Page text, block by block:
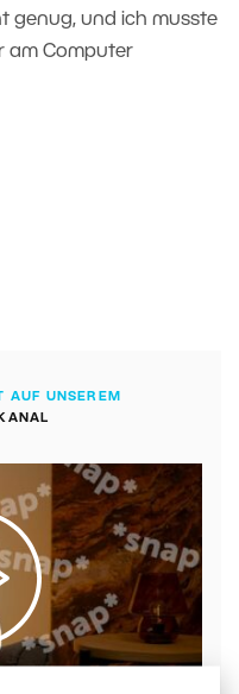
genug, und ich musste
am Computer
AUF UNSEREM